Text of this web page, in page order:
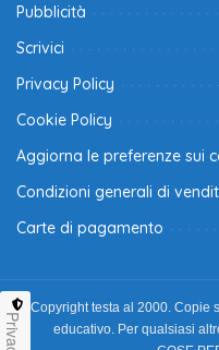
Pubblicità
Scrivici
Privacy Policy
Cookie Policy
Aggiorna le preferenze sui
Condizioni generali di
Carte di pagamento
Copyright testa al 2000. Copie
educativo. Per qualsiasi
Privacy